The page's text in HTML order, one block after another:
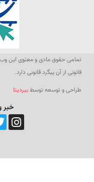
تمامی حقوق مادی و معنوی این
قانونی از آن پیگرد قانونی دارد.
طراحی و توسعه توسطبیردیتا
خبر